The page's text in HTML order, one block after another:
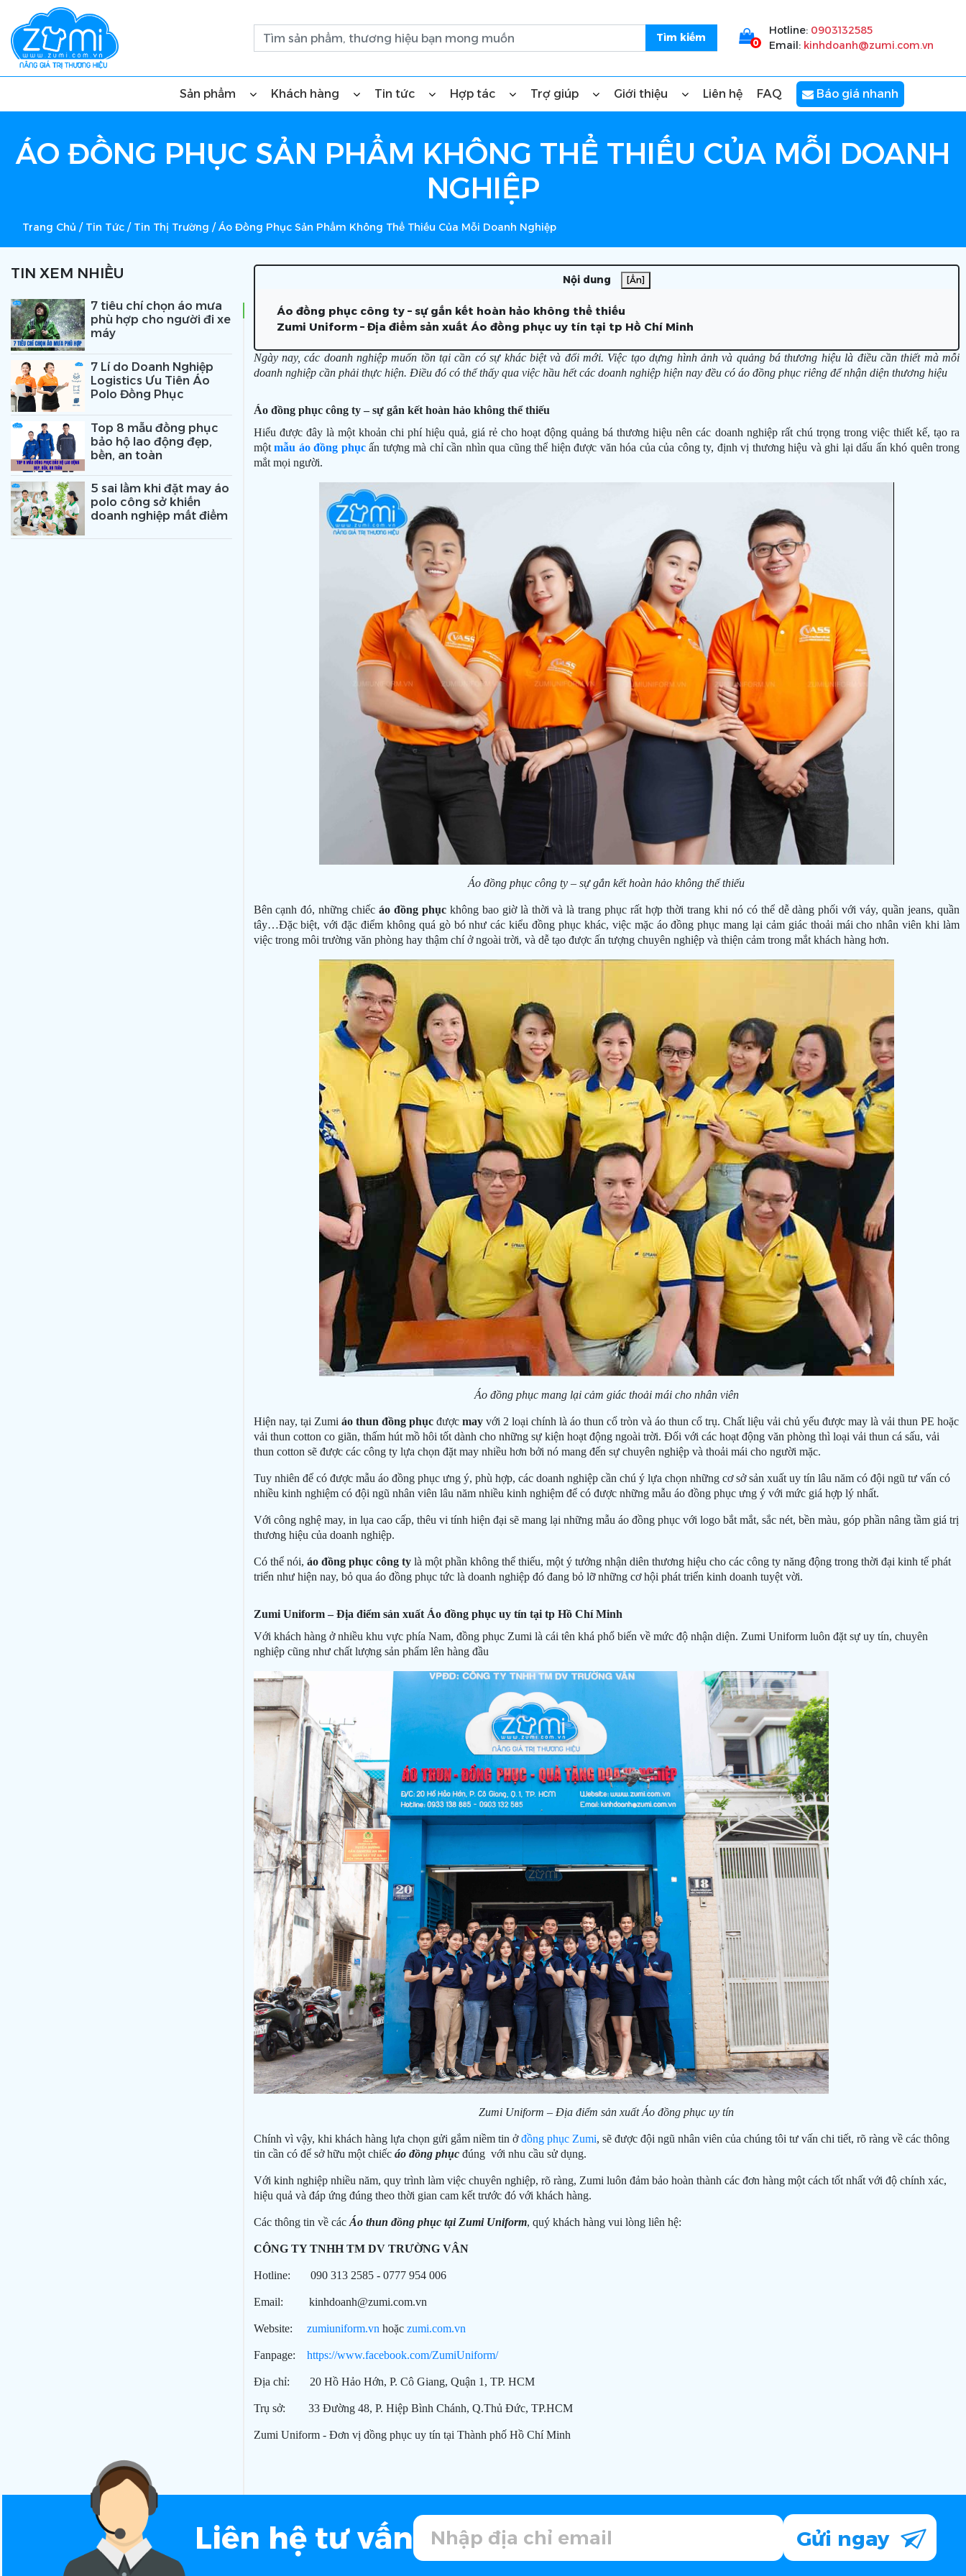
0
Hotline: 0903132585
Email: kinhdoanh@zumi.com.vn
Sản phẩm Khách hàng Tin tức Hợp tác Trợ giúp Giới thiệu Liên hệ FAQ Báo giá nhanh
ÁO ĐỒNG PHỤC SẢN PHẨM KHÔNG THỂ THIẾU CỦA MỖI DOANH
NGHIỆP
Trang Chủ / Tin Tức / Tin Thị Trường / Áo Đồng Phục Sản Phẩm Không Thể Thiếu Của Mỗi Doanh Nghiệp
TIN XEM NHIỀU
7 tiêu chí chọn áo mưa
phù hợp cho người đi xe
máy
7 Lí do Doanh Nghiệp
Logistics Ưu Tiên Áo
Polo Đồng Phục
Top 8 mẫu đồng phục
bảo hộ lao động đẹp,
bền, an toàn
5 sai lầm khi đặt may áo
polo công sở khiến
doanh nghiệp mất điểm
Nội dung [Ẩn]
Áo đồng phục công ty – sự gắn kết hoàn hảo không thể thiếu
Zumi Uniform – Địa điểm sản xuất Áo đồng phục uy tín tại tp Hồ Chí Minh
Ngày nay, các doanh nghiệp muốn tồn tại cần có sự khác biệt và đổi mới. Việc tạo dựng hình ảnh và quảng bá thương hiệu là điều cần thiết mà mỗi
doanh nghiệp cần phải thực hiện. Điều đó có thể thấy qua việc hầu hết các doanh nghiệp hiện nay đều có áo đồng phục riêng để nhận diện thương hiệu
Áo đồng phục công ty– sự gắn kết hoàn hảo không thể thiếu
Hiểu được đây là một khoản chi phí hiệu quả, giá rẻ cho hoạt động quảng bá thương hiệu nên các doanh nghiệp rất chú trọng trong việc thiết kế, tạo ra
một mẫu áo đồng phục ấn tượng mà chỉ cần nhìn qua cũng thể hiện được văn hóa của của công ty, định vị thương hiệu và ghi lại dấu ấn khó quên trong
mắt mọi người.
Áo đồng phục công ty – sự gắn kết hoàn hảo không thể thiếu
Bên cạnh đó, những chiếcáo đồng phụckhông bao giờ là thời và là trang phục rất hợp thời trang khi nó có thể dễ dàng phối với váy, quần jeans, quần
tây…Đặc biệt, với đặc điểm không quá gò bó như các kiểu đồng phục khác, việc mặc áo đồng phục mang lại cảm giác thoải mái cho nhân viên khi làm
việc trong môi trường văn phòng hay thậm chí ở ngoài trời, và dễ tạo được ấn tượng chuyên nghiệp và thiện cảm trong mắt khách hàng hơn.
Áo đồng phục mang lại cảm giác thoải mái cho nhân viên
Hiện nay, tại Zumi áo thun đồng phục đượcmayvới 2 loại chính là áo thun cổ tròn và áo thun cổ trụ. Chất liệu vải chủ yếu được may là vải thun PE hoặc
vải thun cotton co giãn, thấm hút mồ hôi tốt dành cho những sự kiện hoạt động ngoài trời. Đối với các hoạt động văn phòng thì loại vải thun cá sấu, vải
thun cotton sẽ được các công ty lựa chọn đặt may nhiều hơn bởi nó mang đến sự chuyên nghiệp và thoải mái cho người mặc.
Tuy nhiên để có được mẫu áo đồng phục ưng ý, phù hợp, các doanh nghiệp cần chú ý lựa chọn những cơ sở sản xuất uy tín lâu năm có đội ngũ tư vấn có
nhiều kinh nghiệm có đội ngũ nhân viên lâu năm nhiều kinh nghiệm để có được những mẫu áo đồng phục ưng ý với mức giá hợp lý nhất.
Với công nghệ may, in lụa cao cấp, thêu vi tính hiện đại sẽ mang lại những mẫu áo đồng phục với logo bắt mắt, sắc nét, bền màu, góp phần nâng tầm giá trị
thương hiệu của doanh nghiệp.
Có thể nói, áo đồng phục công ty là một phần không thể thiếu, một ý tưởng nhận diên thương hiệu cho các công ty năng động trong thời đại kinh tế phát
triển như hiện nay, bỏ qua áo đồng phục tức là doanh nghiệp đó đang bỏ lỡ những cơ hội phát triển kinh doanh tuyệt vời.
Zumi Uniform – Địa điểm sản xuất Áo đồng phục uy tín tại tp Hồ Chí Minh
Với khách hàng ở nhiều khu vực phía Nam, đồng phục Zumi là cái tên khá phổ biến về mức độ nhận diện. Zumi Uniform luôn đặt sự uy tín, chuyên
nghiệp cũng như chất lượng sản phẩm lên hàng đầu
Zumi Uniform – Địa điểm sản xuất Áo đồng phục uy tín
Chính vì vậy, khi khách hàng lựa chọn gửi gắm niềm tin ởđồng phục Zumi, sẽ được đội ngũ nhân viên của chúng tôi tư vấn chi tiết, rõ ràng về các thông
tin cần có để sở hữu một chiếc áo đồng phục đúng với nhu cầu sử dụng.
Với kinh nghiệp nhiều năm, quy trình làm việc chuyên nghiệp, rõ ràng, Zumi luôn đảm bảo hoàn thành các đơn hàng một cách tốt nhất với độ chính xác,
hiệu quả và đáp ứng đúng theo thời gian cam kết trước đó với khách hàng.
Các thông tin về cácÁo thun đồng phục tại Zumi Uniform, quý khách hàng vui lòng liên hệ:
CÔNG TY TNHH TM DV TRƯỜNG VÂN
Hotline: 090 313 2585 - 0777 954 006
Email: kinhdoanh@zumi.com.vn
Website: zumiuniform.vnhoặc zumi.com.vn
Fanpage: https://www.facebook.com/ZumiUniform/
Địa chỉ: 20 Hồ Hảo Hớn, P. Cô Giang, Quận 1, TP. HCM
Trụ sở: 33 Đường 48, P. Hiệp Bình Chánh, Q.Thủ Đức, TP.HCM
Zumi Uniform - Đơn vị đồng phục uy tín tại Thành phố Hồ Chí Minh
Liên hệ tư vấn Gửi ngay